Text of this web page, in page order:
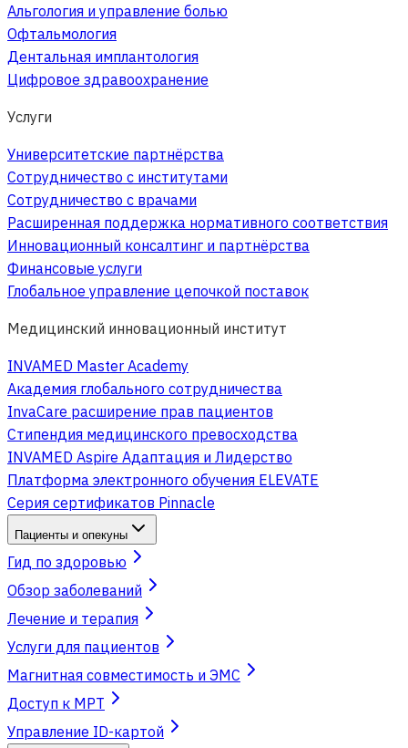
Альгология и управление болью
Офтальмология
Дентальная имплантология
Цифровое здравоохранение
Услуги
Университетские партнёрства
Сотрудничество с институтами
Сотрудничество с врачами
Расширенная поддержка нормативного соответствия
Инновационный консалтинг и партнёрства
Финансовые услуги
Глобальное управление цепочкой поставок
Медицинский инновационный институт
INVAMED Master Academy
Академия глобального сотрудничества
InvaCare расширение прав пациентов
Стипендия медицинского превосходства
INVAMED Aspire Адаптация и Лидерство
Платформа электронного обучения ELEVATE
Серия сертификатов Pinnacle
Пациенты и опекуны
Гид по здоровью
Обзор заболеваний
Лечение и терапия
Услуги для пациентов
Магнитная совместимость и ЭМС
Доступ к МРТ
Управление ID-картой